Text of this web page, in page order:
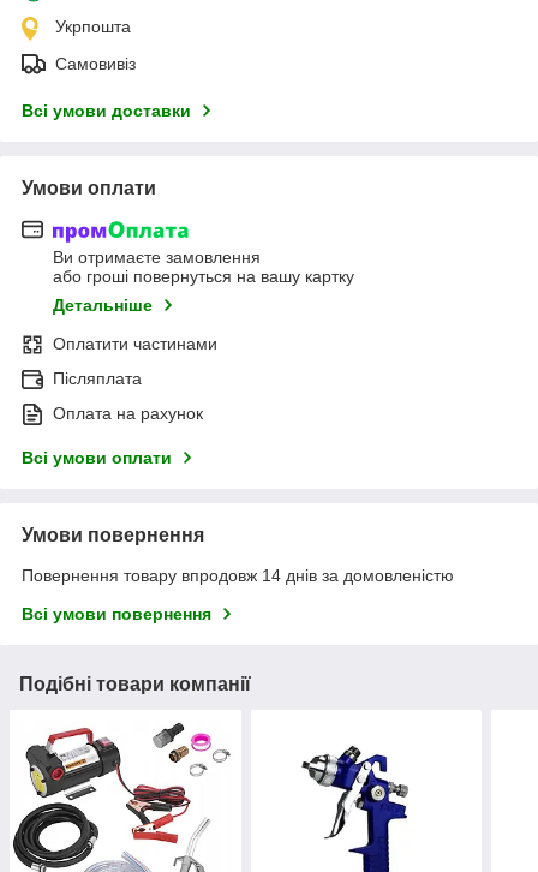
Укрпошта
Самовивіз
Всі умови доставки
Умови оплати
Ви отримаєте замовлення
або гроші повернуться на вашу картку
Детальніше
Оплатити частинами
Післяплата
Оплата на рахунок
Всі умови оплати
Умови повернення
Повернення товару впродовж 14 днів за домовленістю
Всі умови повернення
Подібні товари компанії